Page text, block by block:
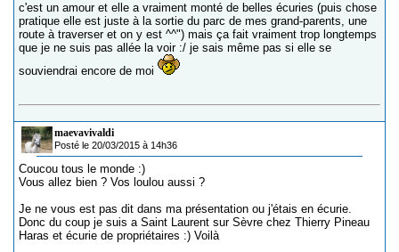
c'est un amour et elle a vraiment monté de belles écuries (puis chose
pratique elle est juste à la sortie du parc de mes grand-parents, une
route à traverser et on y est ^^") mais ça fait vraiment trop longtemps
que je ne suis pas allée la voir :/ je sais même pas si elle se
souviendrai encore de moi
maevavivaldi
Posté le 20/03/2015 à 14h36
Coucou tous le monde :)
Vous allez bien ? Vos loulou aussi ?
Je ne vous est pas dit dans ma présentation ou j'étais en écurie.
Donc du coup je suis a Saint Laurent sur Sèvre chez Thierry Pineau
Haras et écurie de propriétaires :) Voilà